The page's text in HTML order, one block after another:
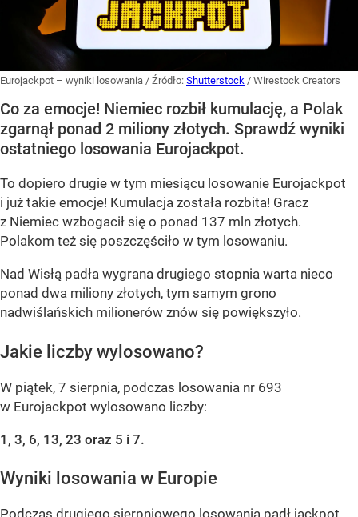
Eurojackpot – wyniki losowania / Źródło: Shutterstock / Wirestock Creators
Co za emocje! Niemiec rozbił kumulację, a Polak
zgarnął ponad 2 miliony złotych. Sprawdź wyniki
ostatniego losowania Eurojackpot.
To dopiero drugie w tym miesiącu losowanie Eurojackpot
i już takie emocje! Kumulacja została rozbita! Gracz
z Niemiec wzbogacił się o ponad 137 mln złotych.
Polakom też się poszczęściło w tym losowaniu.
Nad Wisłą padła wygrana drugiego stopnia warta nieco
ponad dwa miliony złotych, tym samym grono
nadwiślańskich milionerów znów się powiększyło.
Jakie liczby wylosowano?
W piątek, 7 sierpnia, podczas losowania nr 693
w Eurojackpot wylosowano liczby:
1, 3, 6, 13, 23 oraz 5 i 7.
Wyniki losowania w Europie
Podczas drugiego sierpniowego losowania padł jackpot.